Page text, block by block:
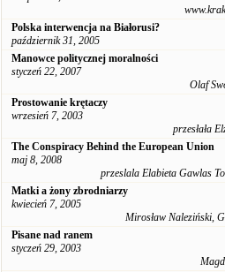
Polska interwencja na Białorusi?
październik 31, 2005
Manowce politycznej moralności
styczeń 22, 2007
Olaf
Prostowanie krętaczy
wrzesień 7, 2003
przesłała
The Conspiracy Behind the European Union
maj 8, 2008
przeslala Elabieta Gawlas
Matki a żony zbrodniarzy
kwiecień 7, 2005
Mirosław Naleziński,
Pisane nad ranem
styczeń 29, 2003